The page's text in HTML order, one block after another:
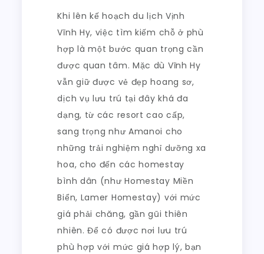
Khi lên kế hoạch du lịch Vịnh
Vĩnh Hy, việc tìm kiếm chỗ ở phù
hợp là một bước quan trọng cần
được quan tâm. Mặc dù Vĩnh Hy
vẫn giữ được vẻ đẹp hoang sơ,
dịch vụ lưu trú tại đây khá đa
dạng, từ các resort cao cấp,
sang trọng như Amanoi cho
những trải nghiệm nghỉ dưỡng xa
hoa, cho đến các homestay
bình dân (như Homestay Miền
Biển, Lamer Homestay) với mức
giá phải chăng, gần gũi thiên
nhiên. Để có được nơi lưu trú
phù hợp với mức giá hợp lý, bạn